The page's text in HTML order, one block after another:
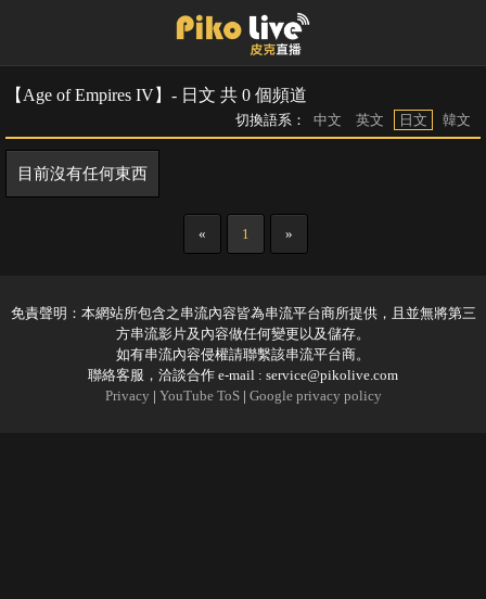
【Age of Empires IV】- 日文 共 0 個頻道
切換語系： 中文 英文 日文 韓文
目前沒有任何東西
« 1 »
免責聲明：本網站所包含之串流內容皆為串流平台商所提供，且並無將第三
方串流影片及內容做任何變更以及儲存。
如有串流內容侵權請聯繫該串流平台商。
聯絡客服，洽談合作 e-mail : service@pikolive.com
Privacy | YouTube ToS| Google privacy policy